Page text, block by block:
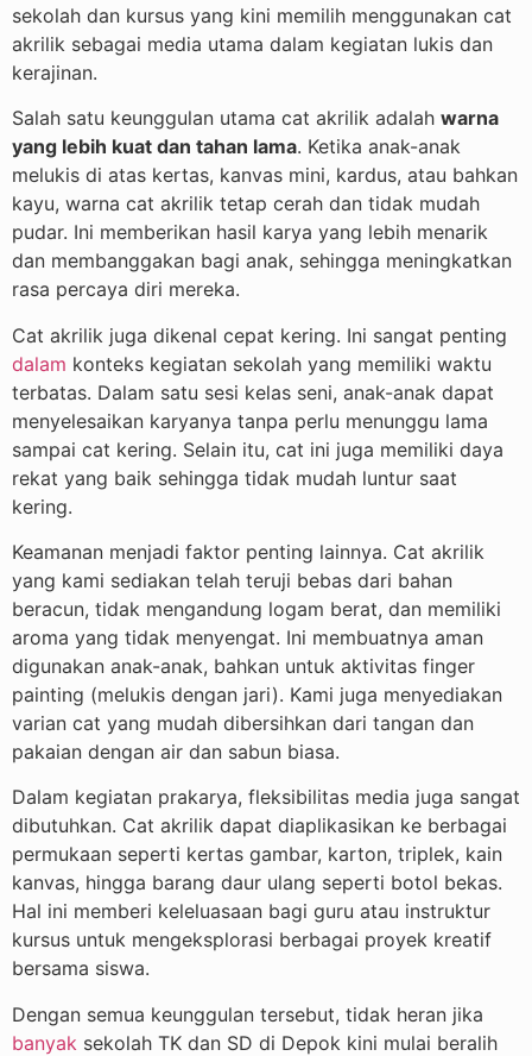
sekolah dan kursus yang kini memilih menggunakan cat
akrilik sebagai media utama dalam kegiatan lukis dan
kerajinan.
Salah satu keunggulan utama cat akrilik adalah warna
yang lebih kuat dan tahan lama. Ketika anak-anak
melukis di atas kertas, kanvas mini, kardus, atau bahkan
kayu, warna cat akrilik tetap cerah dan tidak mudah
pudar. Ini memberikan hasil karya yang lebih menarik
dan membanggakan bagi anak, sehingga meningkatkan
rasa percaya diri mereka.
Cat akrilik juga dikenal cepat kering. Ini sangat penting
dalam konteks kegiatan sekolah yang memiliki waktu
terbatas. Dalam satu sesi kelas seni, anak-anak dapat
menyelesaikan karyanya tanpa perlu menunggu lama
sampai cat kering. Selain itu, cat ini juga memiliki daya
rekat yang baik sehingga tidak mudah luntur saat
kering.
Keamanan menjadi faktor penting lainnya. Cat akrilik
yang kami sediakan telah teruji bebas dari bahan
beracun, tidak mengandung logam berat, dan memiliki
aroma yang tidak menyengat. Ini membuatnya aman
digunakan anak-anak, bahkan untuk aktivitas finger
painting (melukis dengan jari). Kami juga menyediakan
varian cat yang mudah dibersihkan dari tangan dan
pakaian dengan air dan sabun biasa.
Dalam kegiatan prakarya, fleksibilitas media juga sangat
dibutuhkan. Cat akrilik dapat diaplikasikan ke berbagai
permukaan seperti kertas gambar, karton, triplek, kain
kanvas, hingga barang daur ulang seperti botol bekas.
Hal ini memberi keleluasaan bagi guru atau instruktur
kursus untuk mengeksplorasi berbagai proyek kreatif
bersama siswa.
Dengan semua keunggulan tersebut, tidak heran jika
banyak sekolah TK dan SD di Depok kini mulai beralih